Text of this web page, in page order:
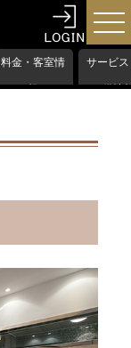
料金・客室情
報
サービ
備情